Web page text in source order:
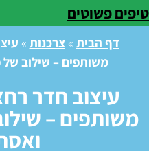
טיפים פשוטים
דף הבית »צרכנות »
משותפים – שילוב של
עיצוב חדר
משותפים –